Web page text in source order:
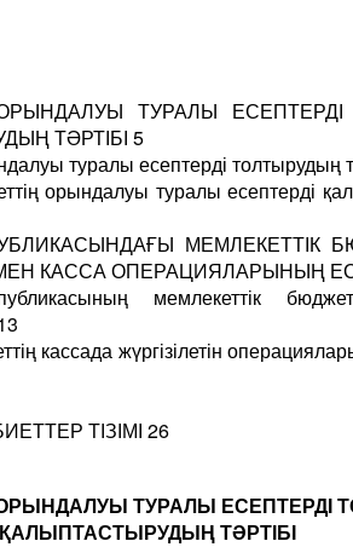
ТУРАЛЫ ЕСЕПТЕРДІ
ТӘРТІБІ 5
туралы есептерді толтырудың
орындалуы туралы есептерді
МЕМЛЕКЕТТІК
КАССА ОПЕРАЦИЯЛАРЫНЫҢ
мемлекеттік
кассада жүргізілетін
ТІЗІМІ 26
ТУРАЛЫ ЕСЕПТЕРДІ
ТӘРТІБІ